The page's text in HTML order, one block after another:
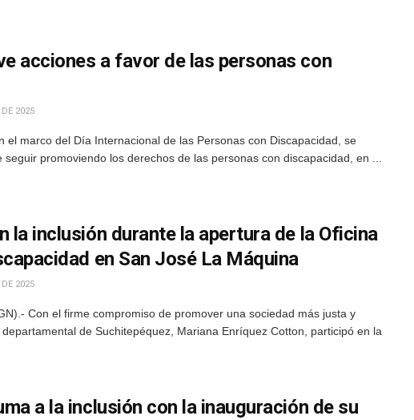
acciones a favor de las personas con
2025
el marco del Día Internacional de las Personas con Discapacidad, se
seguir promoviendo los derechos de las personas con discapacidad, en ...
la inclusión durante la apertura de la Oficina
en San José La Máquina
2025
Con el firme compromiso de promover una sociedad más justa y
de Suchitepéquez, Mariana Enríquez Cotton, participó en la
a la inclusión con la inauguración de su